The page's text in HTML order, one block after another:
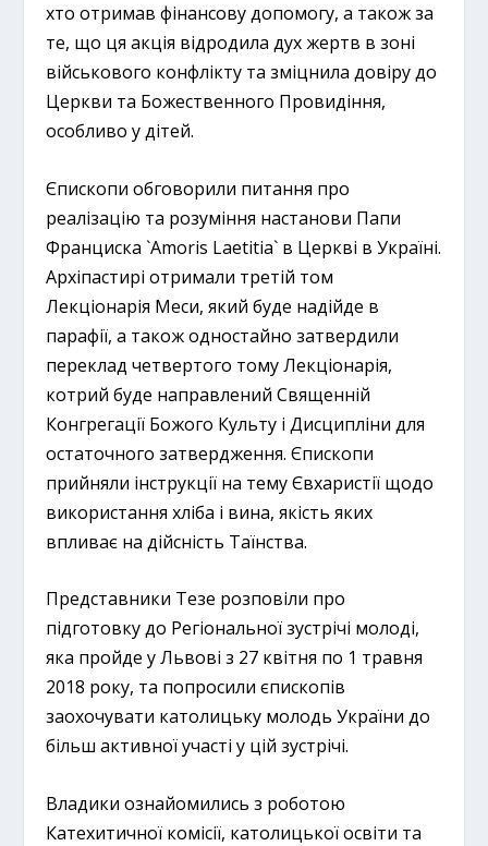
хто отримав фінансову допомогу, а також за
те, що ця акція відродила дух жертв в зоні
військового конфлікту та зміцнила довіру до
Церкви та Божественного Провидіння,
особливо у дітей.
Єпископи обговорили питання про
реалізацію та розуміння настанови Папи
Франциска `Amoris Laetitia` в Церкві в Україні.
Архіпастирі отримали третій том
Лекціонарія Меси, який буде надійде в
парафії, а також одностайно затвердили
переклад четвертого тому Лекціонарія,
котрий буде направлений Священній
Конгрегації Божого Культу і Дисципліни для
остаточного затвердження. Єпископи
прийняли інструкції на тему Євхаристії щодо
використання хліба і вина, якість яких
впливає на дійсність Таїнства.
Представники Тезе розповіли про
підготовку до Регіональної зустрічі молоді,
яка пройде у Львові з 27 квітня по 1 травня
2018 року, та попросили єпископів
заохочувати католицьку молодь України до
більш активної участі у цій зустрічі.
Владики ознайомились з роботою
Катехитичної комісії, католицької освіти та